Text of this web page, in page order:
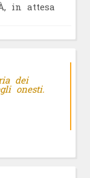
in attesa
dei
onesti.